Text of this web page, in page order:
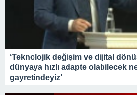
‘Teknolojik değişim ve dijital
dünyaya hızlı adapte olabilecek
gayretindeyiz’